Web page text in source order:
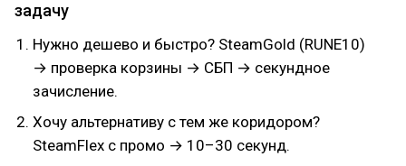
задачу
Нужно дешево и быстро? SteamGold (RUNE10)
→ проверка корзины → СБП → секундное
зачисление.
Хочу альтернативу с тем же коридором?
SteamFlex с промо → 10–30 секунд.